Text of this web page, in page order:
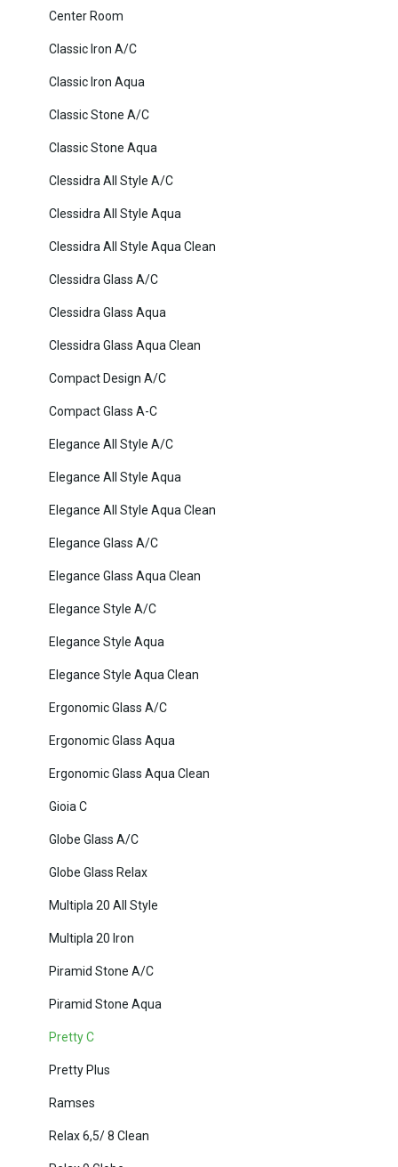
Center Room
Classic Iron A/C
Classic Iron Aqua
Classic Stone A/C
Classic Stone Aqua
Clessidra All Style A/C
Clessidra All Style Aqua
Clessidra All Style Aqua Clean
Clessidra Glass A/C
Clessidra Glass Aqua
Clessidra Glass Aqua Clean
Compact Design A/C
Compact Glass A-C
Elegance All Style A/C
Elegance All Style Aqua
Elegance All Style Aqua Clean
Elegance Glass A/C
Elegance Glass Aqua Clean
Elegance Style A/C
Elegance Style Aqua
Elegance Style Aqua Clean
Ergonomic Glass A/C
Ergonomic Glass Aqua
Ergonomic Glass Aqua Clean
Gioia C
Globe Glass A/C
Globe Glass Relax
Multipla 20 All Style
Multipla 20 Iron
Piramid Stone A/C
Piramid Stone Aqua
Pretty C
Pretty Plus
Ramses
Relax 6,5/ 8 Clean